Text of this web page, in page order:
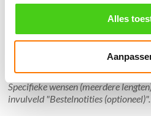
Alles
Verzendkosten €5,45, boven
Aantal meters worden geleverd
Specifieke wensen (meerdere
invulveld "Bestelnotities (optioneel)".